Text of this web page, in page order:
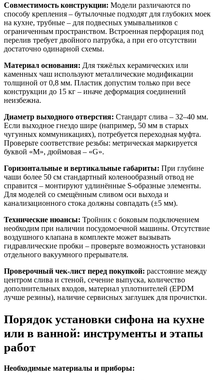
Совместимость конструкции: Модели различаются по
способу крепления – бутылочные подходят для глубоких моек
на кухне, трубные – для подвесных умывальников с
ограниченным пространством. Встроенная перфорация под
перелив требует двойного патрубка, а при его отсутствии
достаточно одинарной схемы.
Материал основания: Для тяжёлых керамических или
каменных чаш используют металлические модификации
толщиной от 0,8 мм. Пластик допустим только при весе
конструкции до 15 кг – иначе деформация соединений
неизбежна.
Диаметр выходного отверстия: Стандарт слива – 32–40 мм.
Если выходное гнездо шире (например, 50 мм в старых
чугунных коммуникациях), потребуется переходная муфта.
Проверьте соответствие резьбы: метрическая маркируется
буквой «М», дюймовая – «G».
Горизонтальные и вертикальные габариты: При глубине
чаши более 50 см стандартный коленообразный отвод не
справится – монтируют удлинённые S-образные элементы.
Для моделей со смещённым сливом оси выхода и
канализационного стока должны совпадать (±5 мм).
Технические нюансы: Тройник с боковым подключением
необходим при наличии посудомоечной машины. Отсутствие
воздушного клапана в комплекте может вызывать
гидравлические пробки – проверьте возможность установки
отдельного вакуумного прерывателя.
Проверочный чек-лист перед покупкой: расстояние между
центром слива и стеной, сечение выпуска, количество
дополнительных входов, материал уплотнителей (EPDM
лучше резины), наличие сервисных заглушек для прочистки.
Порядок установки сифона на кухне
или в ванной: инструменты и этапы
работ
Необходимые материалы и приборы: